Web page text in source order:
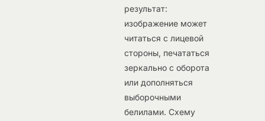
результат:
изображение может
читаться с лицевой
стороны, печататься
зеркально с оборота
или дополняться
выборочными
белилами. Схему